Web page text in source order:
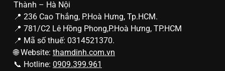
Thành – Hà Nội
📍 236 Cao Thắng, P.Hoà Hưng, Tp.HCM.
📍 781/C2 Lê Hồng Phong,P.Hoà Hưng, TP.HCM
📍 Mã số thuế: 0314521370.
🌐 Website: thamdinh.com.vn
📞 Hotline: 0909.399.961